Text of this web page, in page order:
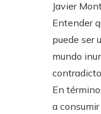
Javier
Entender
puede ser
mundo
En
a consumir